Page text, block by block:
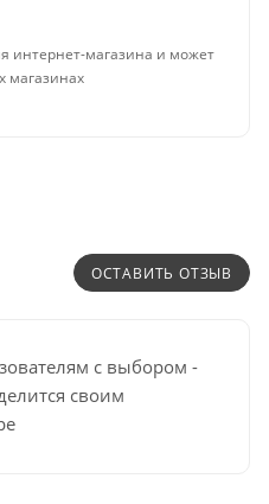
интернет-магазина и может
магазинах
ОСТАВИТЬ ОТЗЫВ
с выбором -
своим